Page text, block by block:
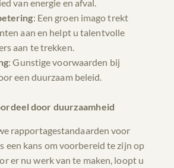
van energie en afval.
: Een groen imago trekt
aan en helpt u talentvolle
aan te trekken.
: Gunstige voorwaarden bij
een duurzaam beleid.
door duurzaamheid
rapportagestandaarden voor
een kans om voorbereid te zijn op
er nu werk van te maken, loopt u